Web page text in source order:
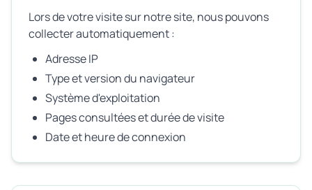
Lors de votre visite sur notre site, nous pouvons
collecter automatiquement :
Adresse IP
Type et version du navigateur
Système d'exploitation
Pages consultées et durée de visite
Date et heure de connexion